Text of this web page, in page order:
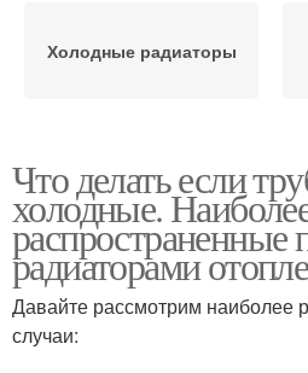
Холодные радиаторы
этаже
Что делать если
холодные.
распространенные
радиаторами
Давайте рассмотрим наиболее
случаи: